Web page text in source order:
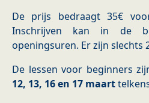
De prijs bedraagt 35€
Inschrijven kan in de
openingsuren. Er zijn slechts
De lessen voor beginners
12, 13, 16 en 17 maart